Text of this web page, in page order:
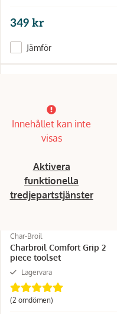
349 kr
Jämför
Innehållet kan inte
visas
Aktivera
funktionella
tredjepartstjänster
Char-Broil
Charbroil Comfort Grip 2
piece toolset
Lagervara
(2 omdömen)